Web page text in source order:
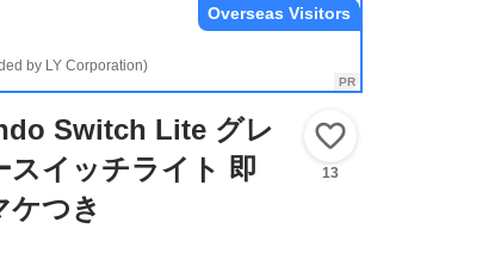
by LY Corporation)
Overseas Visitors
Switch Lite グレ
スイッチライト 即
ケつき
13